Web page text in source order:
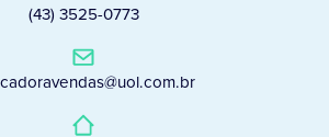
(43) 3525-0773